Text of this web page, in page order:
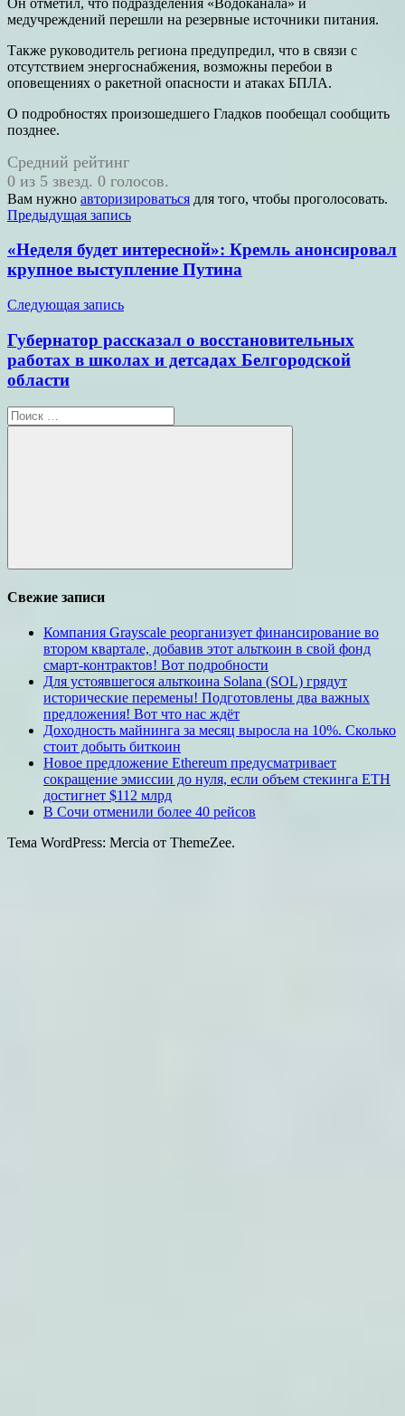
медучреждений перешли на резервные источники питания.
Также руководитель региона предупредил, что в связи с
отсутствием энергоснабжения, возможны перебои в
оповещениях о ракетной опасности и атаках БПЛА.
О подробностях произошедшего Гладков пообещал сообщить
позднее.
Средний рейтинг
0 из 5 звезд. 0 голосов.
Вам нужно авторизироваться для того, чтобы проголосовать.
Навигация
по
записям
Предыдущая запись
«Неделя будет интересной»: Кремль анонсировал
крупное выступление Путина
Следующая запись
Губернатор рассказал о восстановительных
работах в школах и детсадах Белгородской
области
Поиск
для:
Поиск
Свежие записи
Компания Grayscale реорганизует финансирование во
втором квартале, добавив этот альткоин в свой фонд
смарт-контрактов! Вот подробности
Для устоявшегося альткоина Solana (SOL) грядут
исторические перемены! Подготовлены два важных
предложения! Вот что нас ждёт
Доходность майнинга за месяц выросла на 10%. Сколько
стоит добыть биткоин
Новое предложение Ethereum предусматривает
сокращение эмиссии до нуля, если объем стекинга ETH
достигнет $112 млрд
В Сочи отменили более 40 рейсов
Тема WordPress: Mercia от ThemeZee.